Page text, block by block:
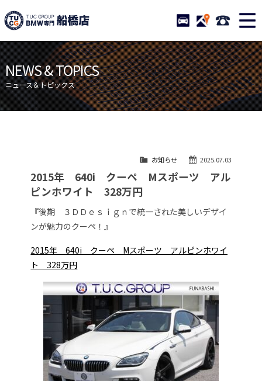
TUCグループ BMW専門 船
STOCK ACCESS 047-
ニュース
在庫リスト
目玉車両一覧
店舗紹介
保証＆サービス
アクセスマップ
自動車保険
TUCとは？
納車blog
スタッフblog
会社概要
NEWS & TOPICS
ニュース＆トピックス
2025.07.03
お知らせ
2015年 640i クーペ Mスポーツ アル
ピンホワイト 328万円
『後期 ３ＤＤｅｓｉｇｎで統一された美しいデザイ
ンが魅力のクーペ！』
2015年 640i クーペ Mスポーツ アルピンホワイ
ト 328万円